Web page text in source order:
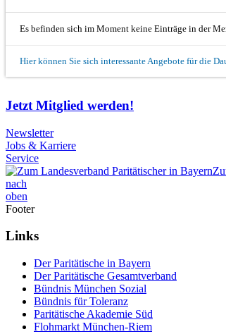
Es befinden sich im Moment keine Einträge in der
Hier können Sie sich interessante Angebote für die
Jetzt Mitglied werden!
Newsletter
Jobs & Karriere
Service
nach
oben
Footer
Links
Der Paritätische in Bayern
Der Paritätische Gesamtverband
Bündnis München Sozial
Bündnis für Toleranz
Paritätische Akademie Süd
Flohmarkt München-Riem